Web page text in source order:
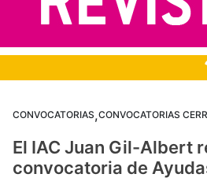
CONVOCATORIAS,CONVOCATORIAS
El IAC Juan Gil-Albert
convocatoria de